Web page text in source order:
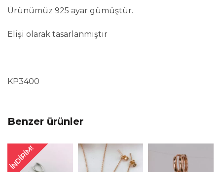
Ürünümüz 925 ayar gümüştür.
Elişi olarak tasarlanmıştır
KP3400
Benzer ürünler
İNDIRIM!